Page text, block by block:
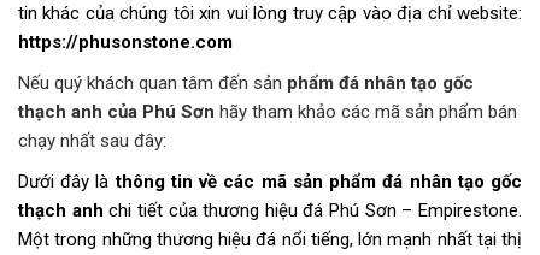
tin khác của chúng tôi xin vui lòng truy cập vào địa chỉ website:
https://phusonstone.com
Nếu quý khách quan tâm đến sản phẩm đá nhân tạo gốc
thạch anh của Phú Sơn hãy tham khảo các mã sản phẩm bán
chạy nhất sau đây:
Dưới đây làthông tin về các mã sản phẩm đá nhân tạo gốc
thạch anh chi tiết của thương hiệu đá Phú Sơn – Empirestone.
Một trong những thương hiệu đá nổi tiếng, lớn mạnh nhất tại thị